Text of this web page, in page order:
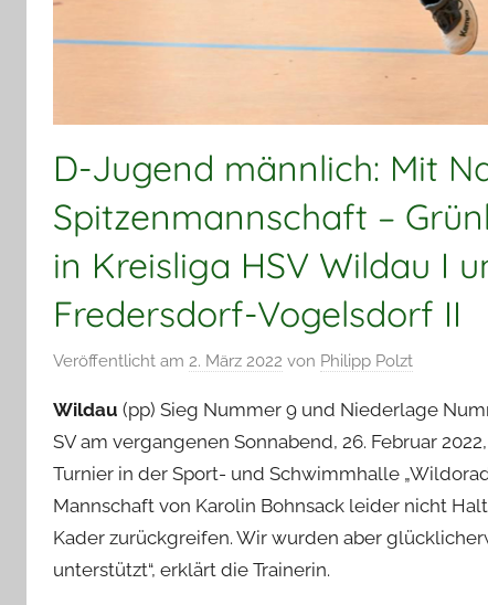
D-Jugend männlich: Mit
Spitzenmannschaft –
in Kreisliga HSV Wildau I
Fredersdorf-Vogelsdorf II
Veröffentlicht am 2. März 2022 von Philipp Polzt
Wildau (pp) Sieg Nummer 9 und Niederlage
SV am vergangenen Sonnabend, 26. Februar
Turnier in der Sport- und Schwimmhalle
Mannschaft von Karolin Bohnsack leider nicht
Kader zurückgreifen. Wir wurden aber
unterstützt“, erklärt die Trainerin.